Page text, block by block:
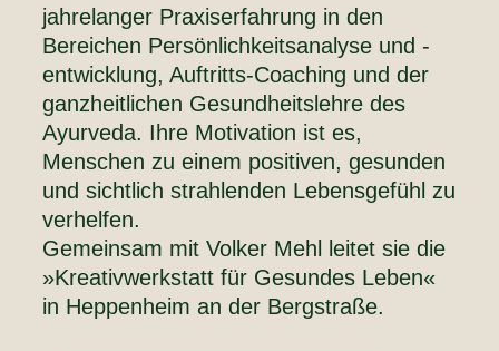
jahrelanger Praxiserfahrung in den
Bereichen Persönlichkeitsanalyse und -
entwicklung, Auftritts-Coaching und der
ganzheitlichen Gesundheitslehre des
Ayurveda. Ihre Motivation ist es,
Menschen zu einem positiven, gesunden
und sichtlich strahlenden Lebensgefühl zu
verhelfen.
Gemeinsam mit Volker Mehl leitet sie die
»Kreativwerkstatt für Gesundes Leben«
in Heppenheim an der Bergstraße.